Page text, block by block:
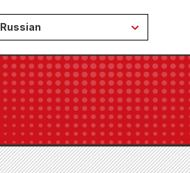
Russian